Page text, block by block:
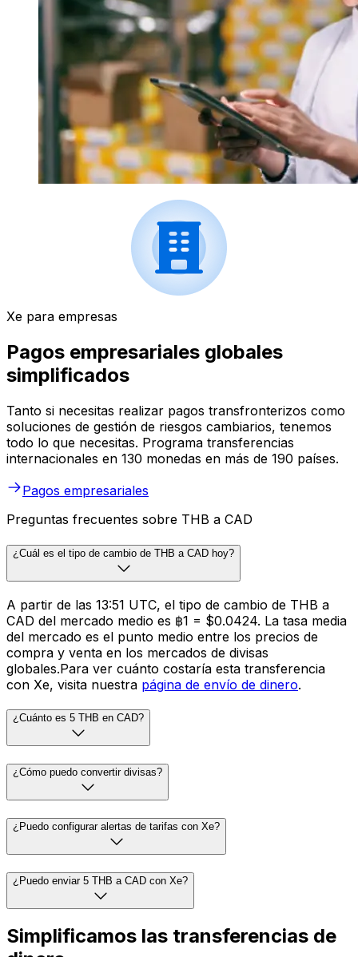
Xe para empresas
Pagos empresariales globales
simplificados
Tanto si necesitas realizar pagos transfronterizos como
soluciones de gestión de riesgos cambiarios, tenemos
todo lo que necesitas. Programa transferencias
internacionales en 130 monedas en más de 190 países.
Pagos empresariales
Preguntas frecuentes sobre THB a CAD
¿Cuál es el tipo de cambio de THB a CAD hoy?
A partir de las 13:51 UTC, el tipo de cambio de THB a
CAD del mercado medio es ฿1 = $0.0424. La tasa media
del mercado es el punto medio entre los precios de
compra y venta en los mercados de divisas
globales.Para ver cuánto costaría esta transferencia
con Xe, visita nuestra página de envío de dinero.
¿Cuánto es 5 THB en CAD?
¿Cómo puedo convertir divisas?
¿Puedo configurar alertas de tarifas con Xe?
¿Puedo enviar 5 THB a CAD con Xe?
Simplificamos las transferencias de